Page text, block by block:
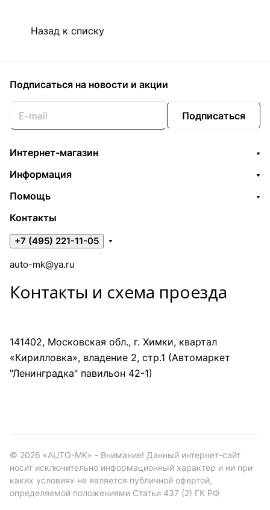
Назад к списку
Подписаться на новости и акции
Подписаться
Интернет-магазин
Информация
Помощь
Контакты
+7 (495) 221-11-05
auto-mk@ya.ru
Контакты и схема проезда
141402, Московская обл., г. Химки, квартал
«Кирилловка», владение 2, стр.1 (Автомаркет
"Ленинградка" павильон 42-1)
© 2026 «AUTO-MK» - Внимание! Данный интернет-сайт
носит исключительно информационный характер и ни при
каких условиях не является публичной офертой,
определяемой положениями Статьи 437 (2) ГК РФ